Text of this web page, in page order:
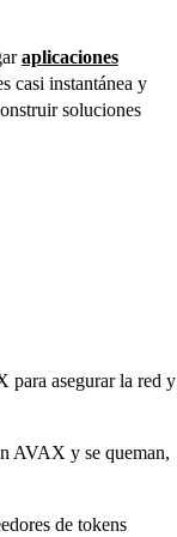
aplicaciones
casi instantánea y
soluciones
para asegurar la red y
AVAX y se queman,
de tokens